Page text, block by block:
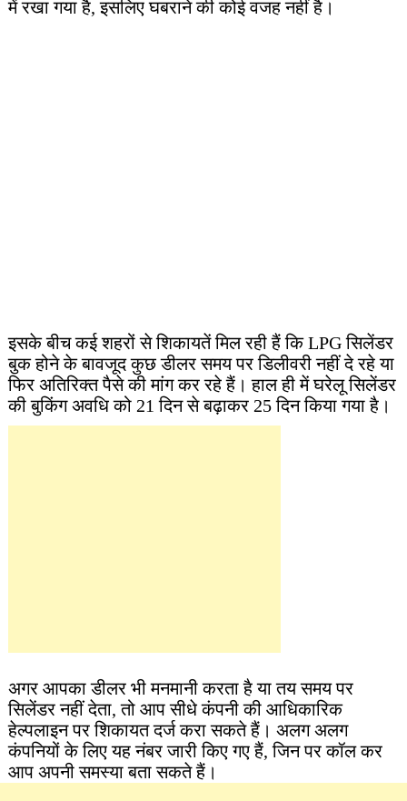
में रखा गया है, इसलिए घबराने की कोई वजह नहीं है।
इसके बीच कई शहरों से शिकायतें मिल रही हैं कि LPG सिलेंडर
बुक होने के बावजूद कुछ डीलर समय पर डिलीवरी नहीं दे रहे या
फिर अतिरिक्त पैसे की मांग कर रहे हैं। हाल ही में घरेलू सिलेंडर
की बुकिंग अवधि को 21 दिन से बढ़ाकर 25 दिन किया गया है।
अगर आपका डीलर भी मनमानी करता है या तय समय पर
सिलेंडर नहीं देता, तो आप सीधे कंपनी की आधिकारिक
हेल्पलाइन पर शिकायत दर्ज करा सकते हैं। अलग अलग
कंपनियों के लिए यह नंबर जारी किए गए हैं, जिन पर कॉल कर
आप अपनी समस्या बता सकते हैं।